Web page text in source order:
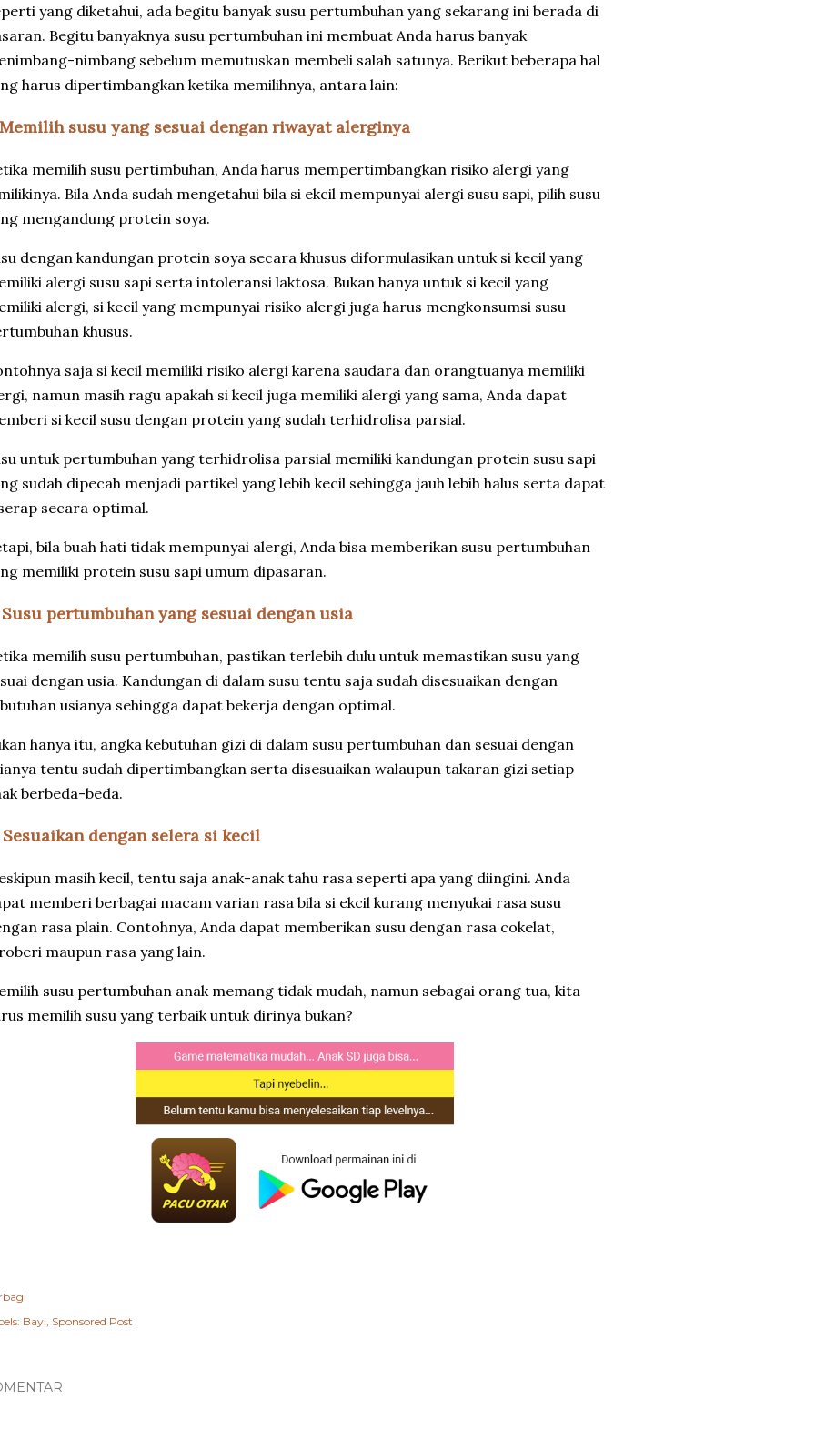
yang diketahui, ada begitu banyak susu pertumbuhan yang sekarang ini berada di
Begitu banyaknya susu pertumbuhan ini membuat Anda harus banyak
nimbang sebelum memutuskan membeli salah satunya. Berikut beberapa hal
harus dipertimbangkan ketika memilihnya, antara lain:
Memilih susu yang sesuai dengan riwayat alerginya
memilih susu pertimbuhan, Anda harus mempertimbangkan risiko alergi yang
Bila Anda sudah mengetahui bila si ekcil mempunyai alergi susu sapi, pilih susu
mengandung protein soya.
dengan kandungan protein soya secara khusus diformulasikan untuk si kecil yang
alergi susu sapi serta intoleransi laktosa. Bukan hanya untuk si kecil yang
alergi, si kecil yang mempunyai risiko alergi juga harus mengkonsumsi susu
khusus.
saja si kecil memiliki risiko alergi karena saudara dan orangtuanya memiliki
namun masih ragu apakah si kecil juga memiliki alergi yang sama, Anda dapat
si kecil susu dengan protein yang sudah terhidrolisa parsial.
untuk pertumbuhan yang terhidrolisa parsial memiliki kandungan protein susu sapi
sudah dipecah menjadi partikel yang lebih kecil sehingga jauh lebih halus serta dapat
secara optimal.
bila buah hati tidak mempunyai alergi, Anda bisa memberikan susu pertumbuhan
memiliki protein susu sapi umum dipasaran.
Susu pertumbuhan yang sesuai dengan usia
memilih susu pertumbuhan, pastikan terlebih dulu untuk memastikan susu yang
dengan usia. Kandungan di dalam susu tentu saja sudah disesuaikan dengan
usianya sehingga dapat bekerja dengan optimal.
hanya itu, angka kebutuhan gizi di dalam susu pertumbuhan dan sesuai dengan
tentu sudah dipertimbangkan serta disesuaikan walaupun takaran gizi setiap
berbeda-beda.
Sesuaikan dengan selera si kecil
masih kecil, tentu saja anak-anak tahu rasa seperti apa yang diingini. Anda
memberi berbagai macam varian rasa bila si ekcil kurang menyukai rasa susu
rasa plain. Contohnya, Anda dapat memberikan susu dengan rasa cokelat,
maupun rasa yang lain.
susu pertumbuhan anak memang tidak mudah, namun sebagai orang tua, kita
memilih susu yang terbaik untuk dirinya bukan?
Bayi Sponsored Post